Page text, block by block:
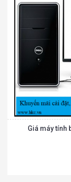
Giá máy tính